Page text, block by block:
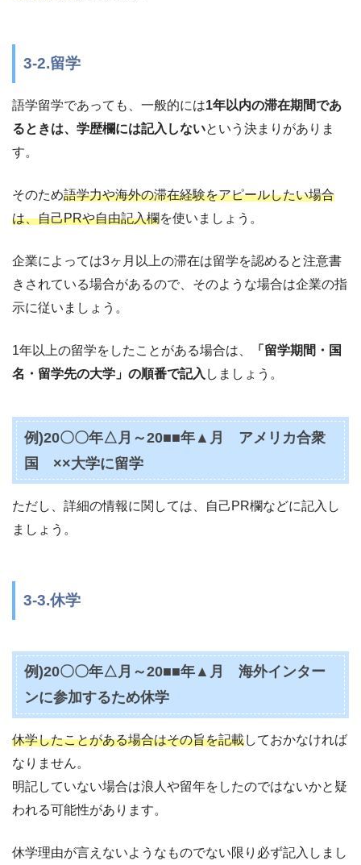
3-2.留学
語学留学であっても、一般的には1年以内の滞在期間であ
るときは、学歴欄には記入しないという決まりがありま
す。
そのため語学力や海外の滞在経験をアピールしたい場合
は、自己PRや自由記入欄を使いましょう。
企業によっては3ヶ月以上の滞在は留学を認めると注意書
きされている場合があるので、そのような場合は企業の指
示に従いましょう。
1年以上の留学をしたことがある場合は、
「留学期間・国
名・留学先の大学」の順番で記入 しましょう。
例)20〇〇年△月～20■■年▲月 アメリカ合衆
国 ××大学に留学
ただし、詳細の情報に関しては、自己PR欄などに記入し
ましょう。
3-3.休学
例)20〇〇年△月～20■■年▲月 海外インター
ンに参加するため休学
休学したことがある場合はその旨を記載しておかなければ
なりません。
明記していない場合は浪人や留年をしたのではないかと疑
われる可能性があります。
休学理由が言えないようなものでない限り必ず記入しまし